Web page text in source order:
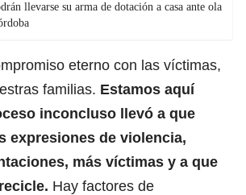
llevarse su arma de dotación a casa ante ola
eterno con las víctimas,
familias. Estamos aquí
inconcluso llevó a que
expresiones de violencia,
más víctimas y a que
Hay factores de